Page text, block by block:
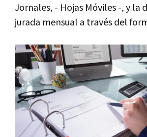
Jornales, - Hojas Móviles -, y la
jurada mensual a través del